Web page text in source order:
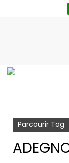
Parcourir Tag